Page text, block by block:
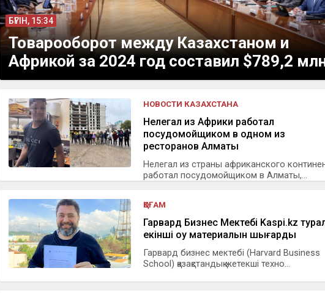
БҮГІН, 15:34
Товарооборот между Казахстаном и
Африкой за 2024 год составил $789,2
НОВОСТИ КАЗАХСТАНА
Нелегал из Африки работал
посудомойщиком в одном из
ресторанов Алматы
Нелегал из страны африканского
работал посудомойщиком в Алматы,...
ҚОҒАМ
Гарвард Бизнес Мектебі Kaspi.kz
екінші оқу материалын шығарды
Гарвард бизнес мектебі (Harvard Business
School) қазақстандық жетекші техно...